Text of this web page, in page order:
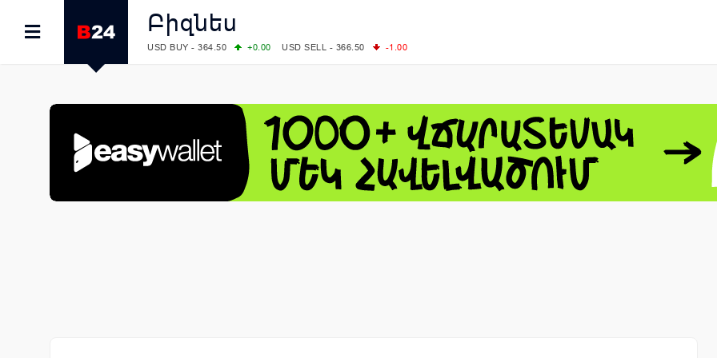
Բիզնես
USD BUY - 364.50 +0.00 USD SELL - 366.50
-1.00
COMEX: PLATINUM - 1765.90
LME: ALUMINIUM - 3184.00
-0.27 COPPER - 13791.00
-0.12
LME: NICKEL - 17249.00
+0.09 TIN - 55268.00
+2.50
LME: LEAD - 1877.50
-1.00 ZINC - 3643.00
+1.43
FOREX: USD/JPY - 157.68
+0.12 EUR/GBP - 1.1548
+0.11
FOREX: EUR/USD - 1.1548
+0.11 GBP/USD - 1.3459
+0.04